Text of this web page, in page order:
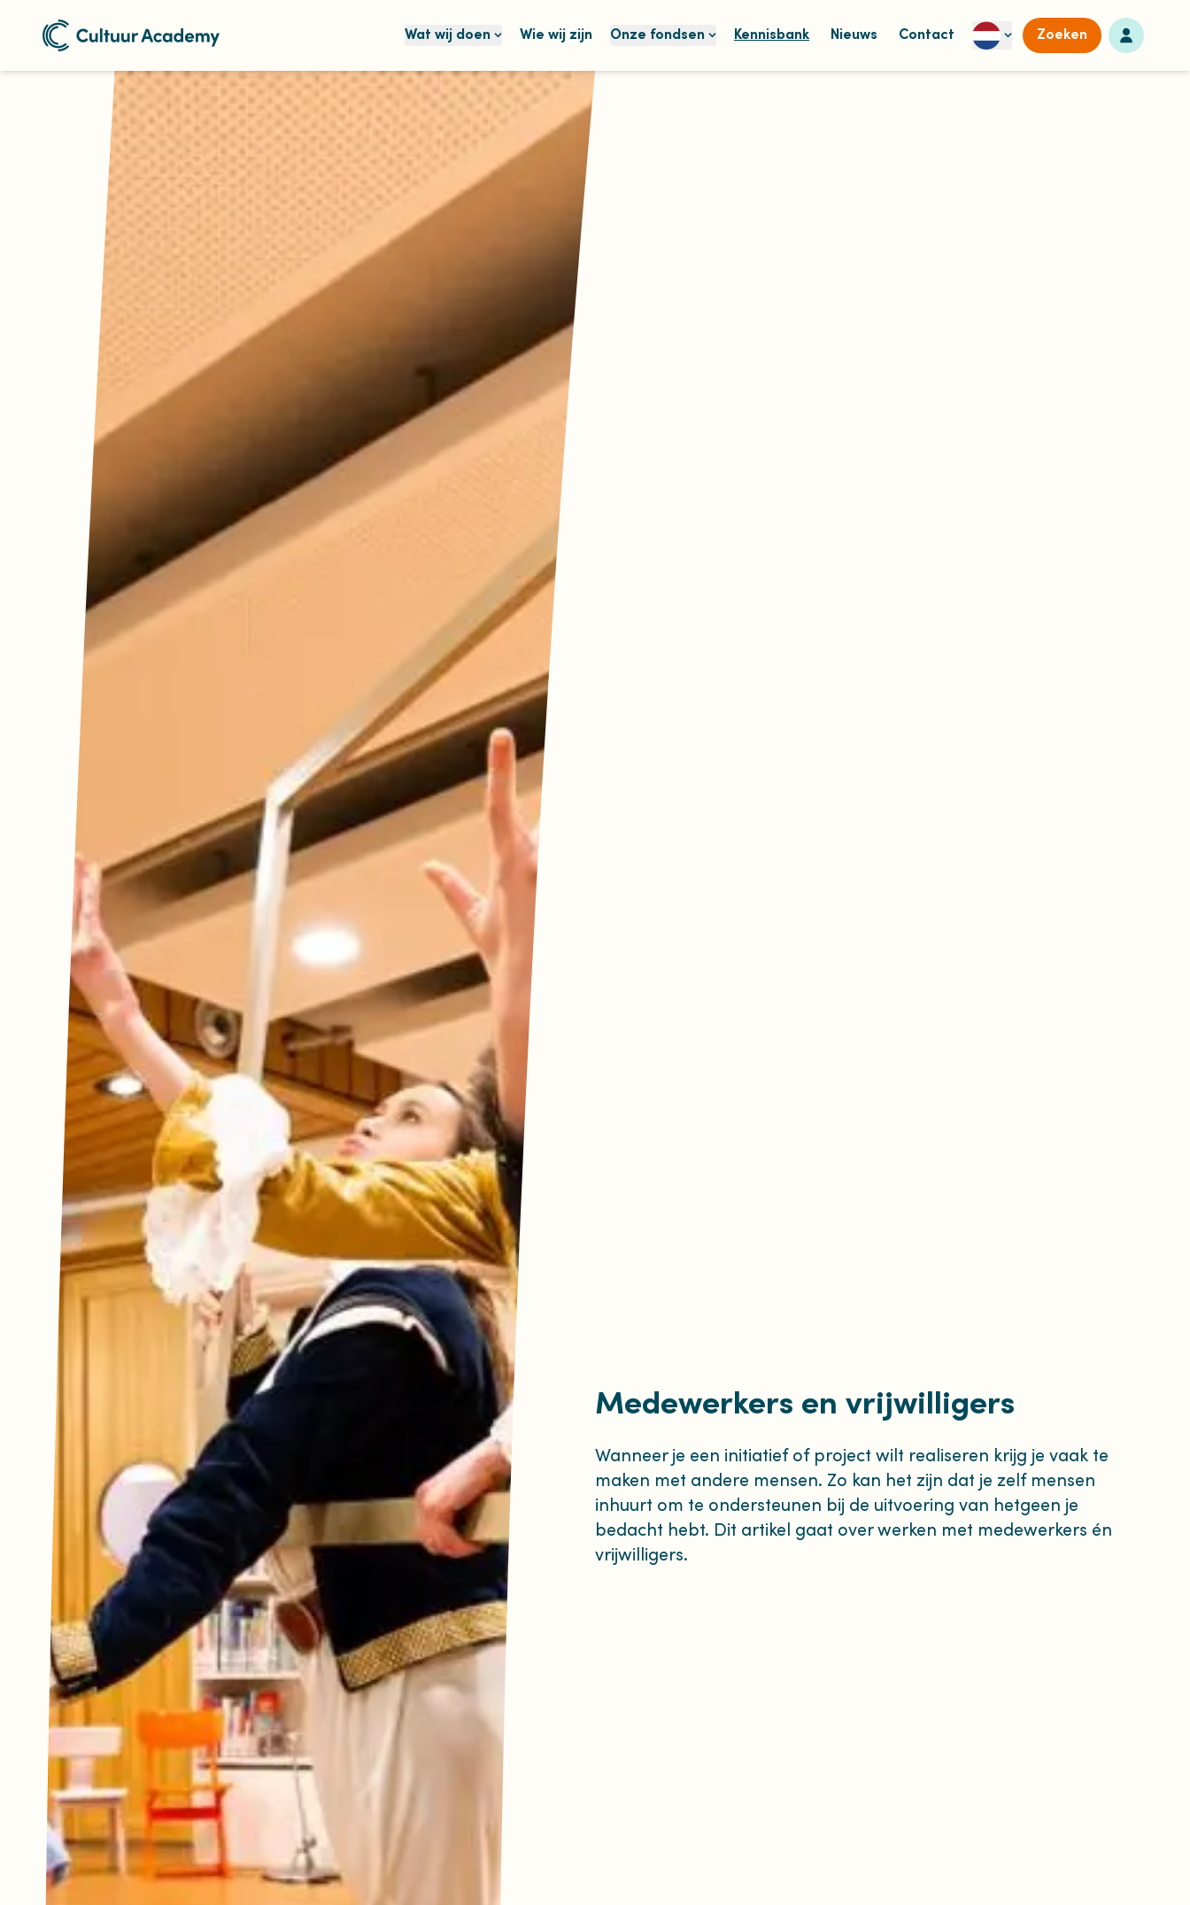
Naar home Wat wij doen Wie wij zijn Onze fondsen Kennisbank Nieuws Contact Zoeken
Naar
Medewerkers en vrijwilligers
Wanneer je een initiatief of project wilt realiseren krijg je vaak te
maken met andere mensen. Zo kan het zijn dat je zelf mensen
inhuurt om te ondersteunen bij de uitvoering van hetgeen je
bedacht hebt. Dit artikel gaat over werken met medewerkers én
vrijwilligers.